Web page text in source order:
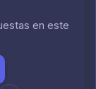
en este